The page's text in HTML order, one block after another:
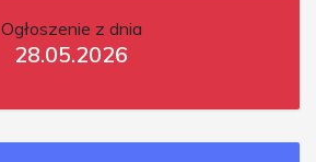
Ogłoszenie z dnia
28.05.2026